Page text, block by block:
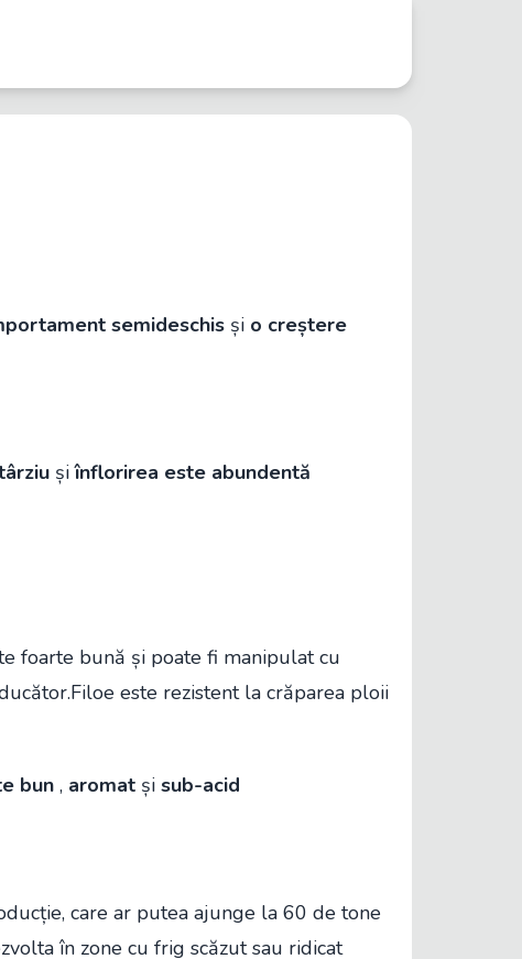
semideschis și o creștere
șiînflorirea este abundentă
foarte bună și poate fi manipulat cu
este rezistent la crăparea ploii
bun , aromat și sub-acid
care ar putea ajunge la 60 de tone
în zone cu frig scăzut sau ridicat